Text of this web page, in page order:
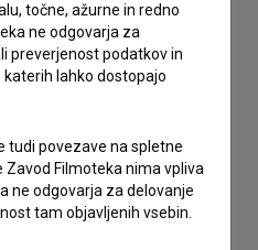
in dajemsoglasjeza
osebnih podatkov.
točne, ažurne in redno
ne odgovarja za
preverjenost podatkov in
katerih lahko dostopajo
tudi povezave na spletne
Filmoteka nima vpliva
ne odgovarja za delovanje
tam objavljenih vsebin.